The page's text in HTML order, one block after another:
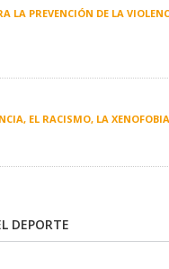
LA PREVENCIÓN DE LA
EL RACISMO, LA
DEPORTE